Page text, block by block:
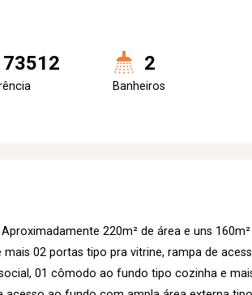
73512 2
Banheiros
220m² de área e uns
02 portas tipo pra vitrine, rampa de
01 cômodo ao fundo tipo cozinha e